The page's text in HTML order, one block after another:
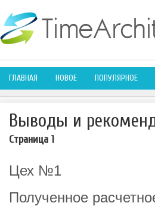
ГЛАВНАЯ НОВОЕ ПОПУЛЯРНОЕ
Выводы и
Страница 1
Цех №1
Полученное